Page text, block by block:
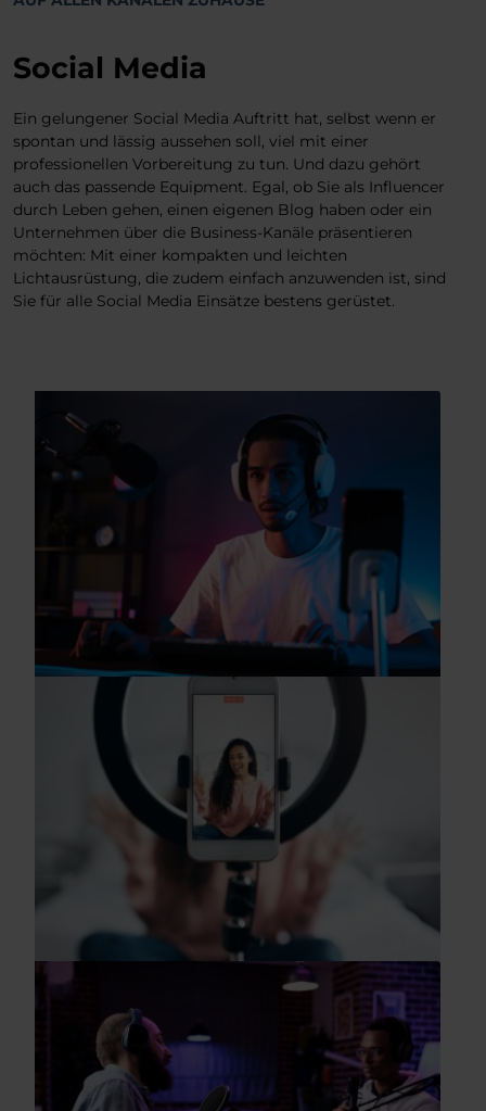
Social Media
Ein gelungener Social Media Auftritt hat, selbst wenn er
spontan und lässig aussehen soll, viel mit einer
professionellen Vorbereitung zu tun. Und dazu gehört
auch das passende Equipment. Egal, ob Sie als Influencer
durch Leben gehen, einen eigenen Blog haben oder ein
Unternehmen über die Business-Kanäle präsentieren
möchten: Mit einer kompakten und leichten
Lichtausrüstung, die zudem einfach anzuwenden ist, sind
Sie für alle Social Media Einsätze bestens gerüstet.